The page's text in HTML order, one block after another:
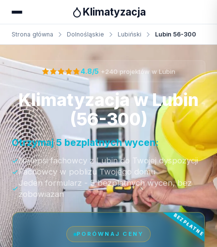
Klimatyzacja
Strona główna Dolnośląskie Lubiński Lubin 56-300
Otrzymaj bezpłatną wycenę
4.8/5 +240 projektów w Lubin
Klimatyzacja w Lubin
(56-300)
Otrzymaj 5 bezplatnych wycen:
Najlepsi fachowcy z Lubin do Twojej dyspozycji
Fachowcy w poblizu Twojego domu
Jeden formularz - 5 bezplatnych wycen, bez
zobowiazan
PORÓWNAJ CENY